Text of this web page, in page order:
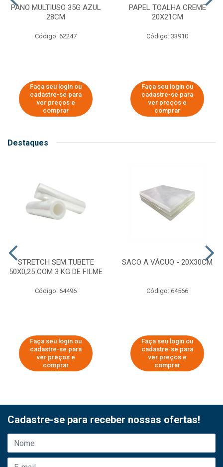
PANO MULTIUSO 35G AZUL
28CM
Código: 62247
Faça seu login ou
cadastre-se para
ver preços e
comprar
PAPEL TOALHA CREME
20X21CM
Código: 33910
Faça seu login ou
cadastre-se para
ver preços e
comprar
Destaques
STRETCH SEM TUBETE
50X0,25 COM 3 KG DE FILME
Código: 64496
Faça seu login ou
cadastre-se para
ver preços e
comprar
SACO A VÁCUO - 20X30CM
Código: 64566
Faça seu login ou
cadastre-se para
ver preços e
comprar
Cadastre-se para receber nossas ofertas!